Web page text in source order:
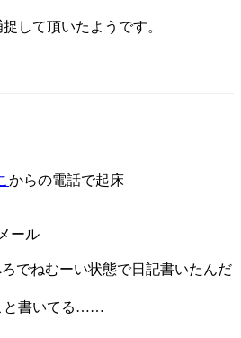
して頂いたようです。
からの電話で起床
ール
でねむーい状態で日記書いたんだ
と書いてる……